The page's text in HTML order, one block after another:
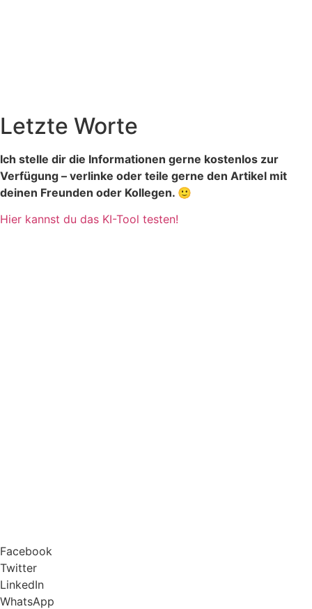
Letzte Worte
Ich stelle dir die Informationen gerne kostenlos zur
Verfügung – verlinke oder teile gerne den Artikel mit
deinen Freunden oder Kollegen. 🙂
Hier kannst du das KI-Tool testen!
Facebook
Twitter
LinkedIn
WhatsApp